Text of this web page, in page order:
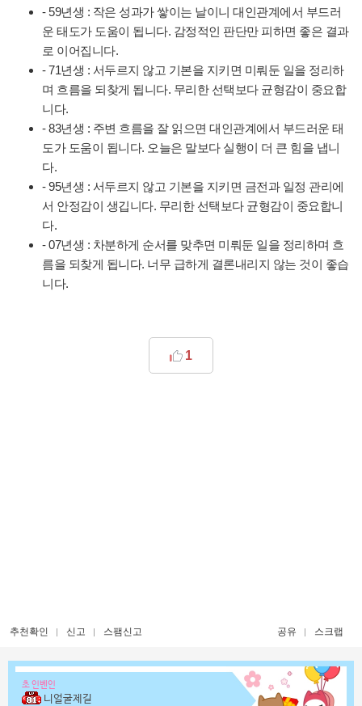
- 59년생 : 작은 성과가 쌓이는 날이니 대인관계에서 부드러
운 태도가 도움이 됩니다. 감정적인 판단만 피하면 좋은 결과
로 이어집니다.
- 71년생 : 서두르지 않고 기본을 지키면 미뤄둔 일을 정리하
며 흐름을 되찾게 됩니다. 무리한 선택보다 균형감이 중요합
니다.
- 83년생 : 주변 흐름을 잘 읽으면 대인관계에서 부드러운 태
도가 도움이 됩니다. 오늘은 말보다 실행이 더 큰 힘을 냅니
다.
- 95년생 : 서두르지 않고 기본을 지키면 금전과 일정 관리에
서 안정감이 생깁니다. 무리한 선택보다 균형감이 중요합니
다.
- 07년생 : 차분하게 순서를 맞추면 미뤄둔 일을 정리하며 흐
름을 되찾게 됩니다. 너무 급하게 결론내리지 않는 것이 좋습
니다.
1
추천확인 신고 스팸신고 공유 스크랩
초 인벤인
니얼굴제길